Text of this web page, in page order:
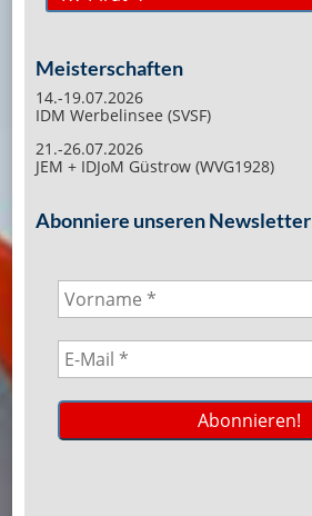
Meisterschaften
14.-19.07.2026
IDM Werbelinsee (SVSF)
21.-26.07.2026
JEM + IDJoM Güstrow (WVG1928)
Abonniere unseren Newsletter